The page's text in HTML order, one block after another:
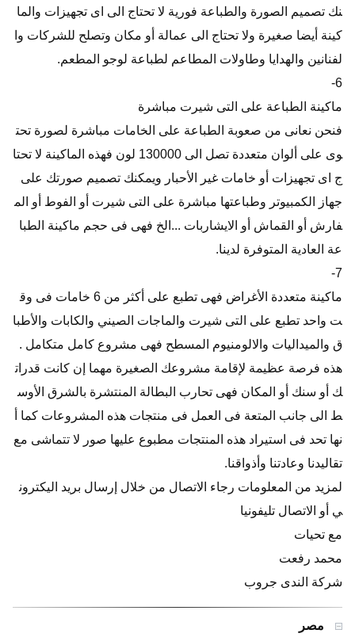
نك تصميم الصورة والطباعة فورية لا تحتاج الى اى تجهيزات والما
كينة أيضا صغيرة ولا تحتاج الى عمالة أو مكان وتصلح للشركات وا
لفنانين والهدايا وطاولات المطاعم لطباعة لوجو المطعم.
6-
ماكينة الطباعة على التى شيرت مباشرة
فنحن نعانى من صعوبة الطباعة على الخامات مباشرة لصورة تحت
وى على ألوان متعددة تصل الى 130000 لون فهذه الماكينة لا تحتا
ج اى تجهيزات أو خامات غير الأحبار ويمكنك تصميم صورتك على
جهاز الكمبيوتر وطباعتها مباشرة على التى شيرت أو الفوط أو الم
فارش أو القماش أو الايشاربات ...الخ فهى فى حجم ماكينة الطبا
عة العادية المتوفرة لدينا.
7-
ماكينة متعددة الأغراض فهى تطبع على أكثر من 6 خامات فى وق
ت واحد تطبع على التى شيرت والماجات الصيني والكابات والأطبا
ق والميداليات والالومنيوم المسطح فهى مشروع كامل متكامل .
هذه فرصة عظيمة لإقامة مشروعك الصغيرة مهما إن كانت قدرات
ك أو سنك أو المكان فهى تحارب البطالة المنتشرة بالشرق الأوس
ط الى جانب المتعة فى العمل فى منتجات هذه المشروعات كما أ
نها تحد فى استيراد هذه المنتجات مطبوع عليها صور لا تتماشى مع
تقاليدنا وعادتنا وأذواقنا.
لمزيد من المعلومات رجاء الاتصال من خلال إرسال بريد اليكترون
ي أو الاتصال تليفونيا
مع تحيات
محمد رفعت
شركة الندى جروب
مصر